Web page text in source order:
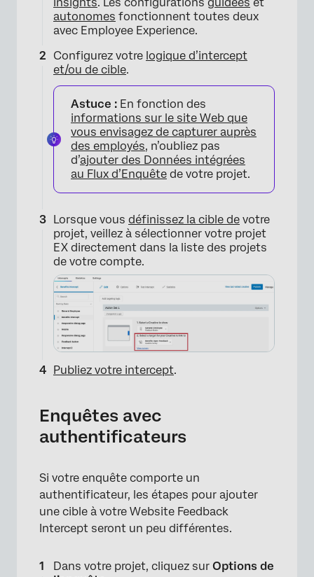
autonomes fonctionnent toutes deux
avec Employee Experience.
Configurez votre logique d’intercept
et/ou de cible.
Astuce : En fonction des
informations sur le site Web que
vous envisagez de capturer auprès
des employés, n’oubliez pas
d’ajouter des Données intégrées
au Flux d’Enquête de votre projet.
Lorsque vous définissez la cible de votre
projet, veillez à sélectionner votre projet
EX directement dans la liste des projets
de votre compte.
Publiez votre intercept.
Enquêtes avec
authentificateurs
Si votre enquête comporte un
authentificateur, les étapes pour ajouter
une cible à votre Website Feedback
Intercept seront un peu différentes.
Dans votre projet, cliquez sur Options de